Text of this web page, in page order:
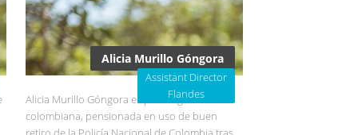
Alicia Murillo Góngora
Assistant Director
Flandes
Alicia Murillo Góngora es psicóloga
colombiana, pensionada en uso de buen